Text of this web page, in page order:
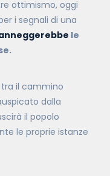
ottimismo, oggi
i segnali di una
le
tra il cammino
dalla
il popolo
le proprie istanze